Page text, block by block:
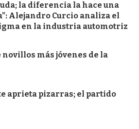
la diferencia la hace una
Alejandro Curcio analiza el
en la industria automotriz
novillos más jóvenes de la
aprieta pizarras; el partido